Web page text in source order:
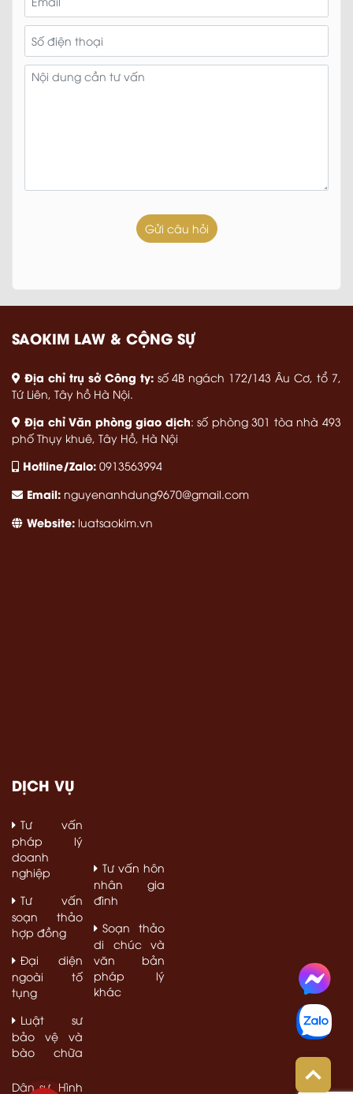
SAOKIM LAW & CỘNG SỰ
Địa chỉ trụ sở Công ty:số 4B ngách 172/143 Âu Cơ, tổ 7,
Tứ Liên, Tây hồ Hà Nội.
Địa chỉ Văn phòng giao dịch: số phòng 301 tòa nhà 493
phố Thụy khuê, Tây Hồ, Hà Nội
Hotline/Zalo: 0913563994
Email: nguyenanhdung9670@gmail.com
Website: luatsaokim.vn
DỊCH VỤ
Tư vấn
pháp lý
doanh
nghiệp
Tư vấn
soạn thảo
hợp đồng
Đại diện
ngoài tố
tụng
Luật sư
bảo vệ và
bào chữa
Tư vấn hôn
nhân gia
đình
Soạn thảo
di chúc và
văn bản
pháp lý
khác